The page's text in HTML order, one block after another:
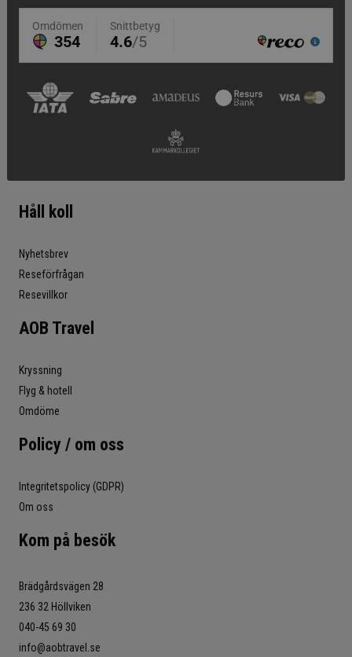
Håll koll
Nyhetsbrev
Reseförfrågan
Resevillkor
AOB Travel
Kryssning
Flyg & hotell
Omdöme
Policy / om oss
Integritetspolicy (GDPR)
Om oss
Kom på besök
Brädgårdsvägen 28
236 32 Höllviken
040-45 69 30
info@aobtravel.se